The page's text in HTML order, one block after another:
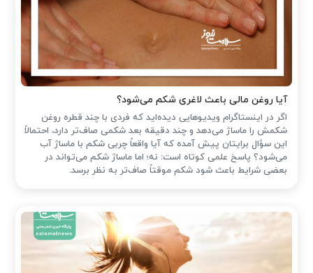
آیا روغن مالی باعث لاغری شکم می‌شود؟
اگر در اینستاگرام ویدیوهایی دیده‌اید که فردی با چند قطره روغن
شکمش را ماساژ می‌دهد و چند دقیقه بعد شکمی صاف‌تر دارد، احتمالاً
این سؤال برایتان پیش آمده که آیا واقعاً چربی شکم با ماساژ آب
می‌شود؟ پاسخ علمی کوتاه است: نه؛ اما ماساژ شکم می‌تواند در
بعضی شرایط باعث شود شکم موقتاً صاف‌تر به نظر برسد.